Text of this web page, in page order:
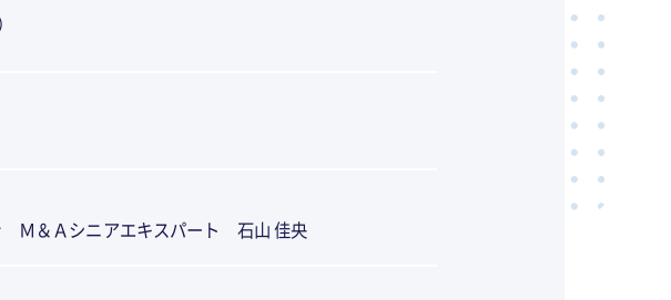
＆Ａシニアエキスパート 石山 佳央